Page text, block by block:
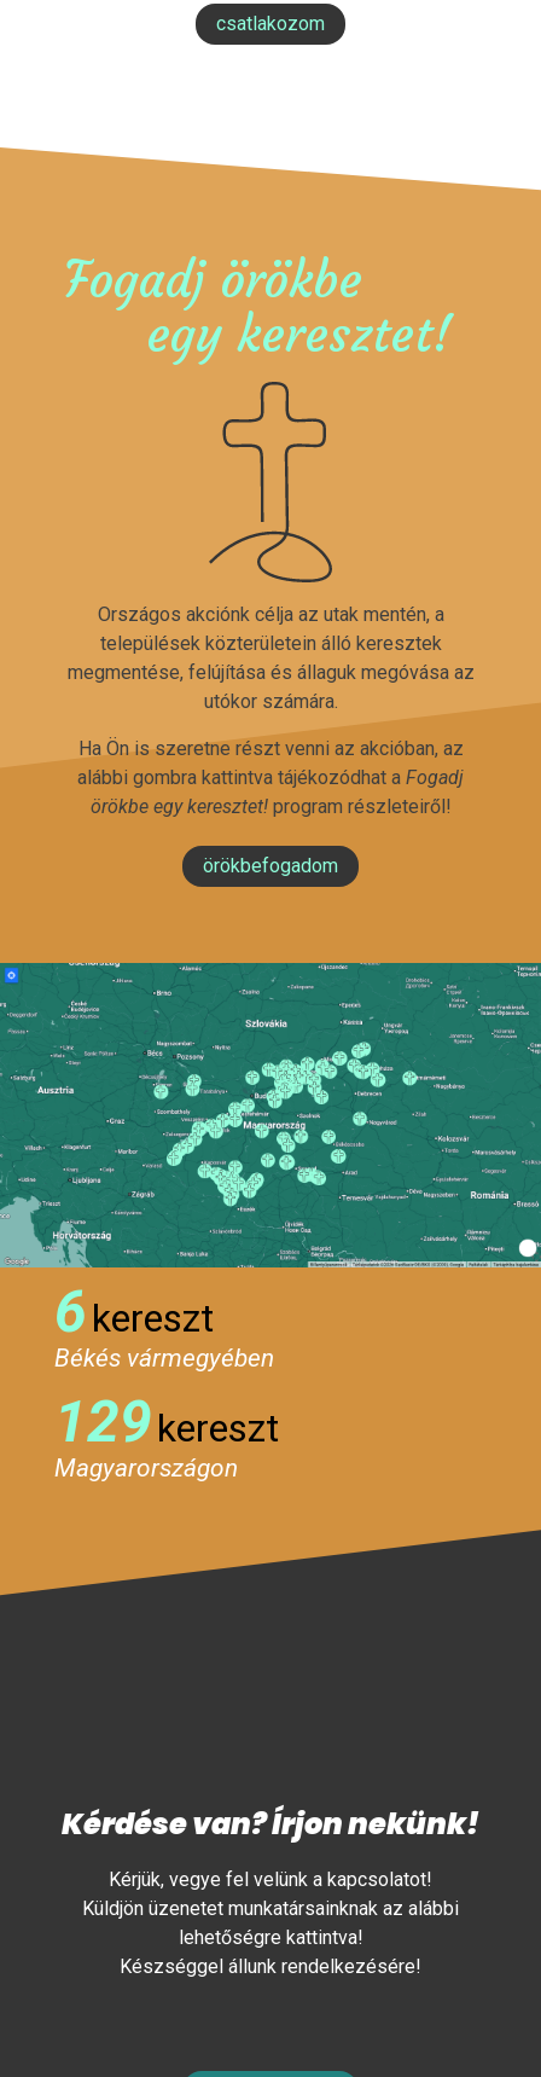
csatlakozom
Fogadj örökbe
egy keresztet!
Országos akciónk célja az utak mentén, a
települések közterületein álló keresztek
megmentése, felújítása és állaguk megóvása az
utókor számára.
Ha Ön is szeretne részt venni az akcióban, az
alábbi gombra kattintva tájékozódhat a Fogadj
örökbe egy keresztet!program részleteiről!
örökbefogadom
6 kereszt
Békés vármegyében
129kereszt
Magyarországon
Kérdése van? Írjon nekünk!
Kérjük, vegye fel velünk a kapcsolatot!
Küldjön üzenetet munkatársainknak az alábbi
lehetőségre kattintva!
Készséggel állunk rendelkezésére!